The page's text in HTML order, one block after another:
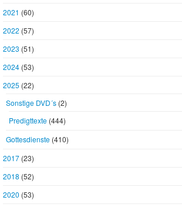
2021 (60)
2022 (57)
2023 (51)
2024 (53)
2025 (22)
Sonstige DVD´s (2)
Predigttexte (444)
Gottesdienste (410)
2017 (23)
2018 (52)
2020 (53)